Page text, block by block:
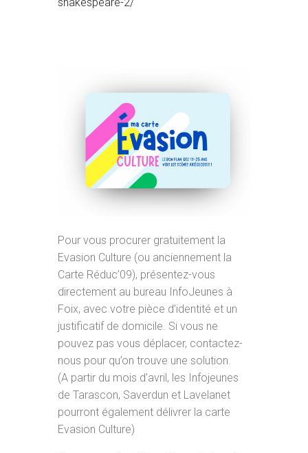
shakespeare-2/
Pour vous procurer gratuitement la
Evasion Culture (ou anciennement la
Carte Réduc’09), présentez-vous
directement au bureau InfoJeunes à
Foix, avec votre pièce d’identité et un
justificatif de domicile. Si vous ne
pouvez pas vous déplacer, contactez-
nous pour qu’on trouve une solution.
(A partir du mois d’avril, les Infojeunes
de Tarascon, Saverdun et Lavelanet
pourront également délivrer la carte
Evasion Culture)